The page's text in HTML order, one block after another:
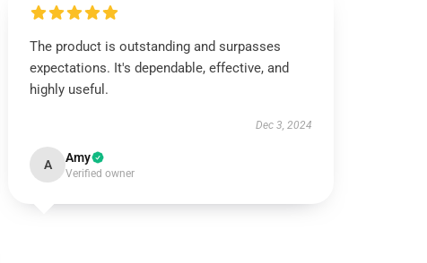
The product is outstanding and surpasses
expectations. It's dependable, effective, and
highly useful.
Dec 3, 2024
A Amy
Verified owner